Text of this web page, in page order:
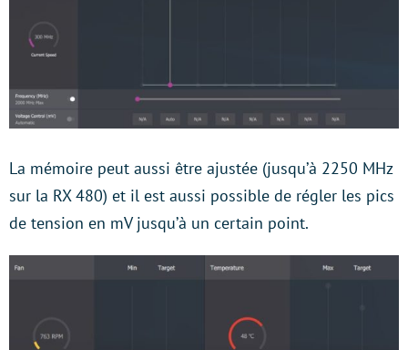
La mémoire peut aussi être ajustée (jusqu’à 2250 MHz
sur la RX 480) et il est aussi possible de régler les pics
de tension en mV jusqu’à un certain point.